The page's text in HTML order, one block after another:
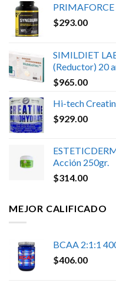
PRIMAFORCE
$293.00
SIMILDIET
(Reductor) 20
$965.00
Hi-tech
$929.00
Acción 250gr.
$314.00
MEJOR CALIFICADO
BCAA 2:1:1
$406.00